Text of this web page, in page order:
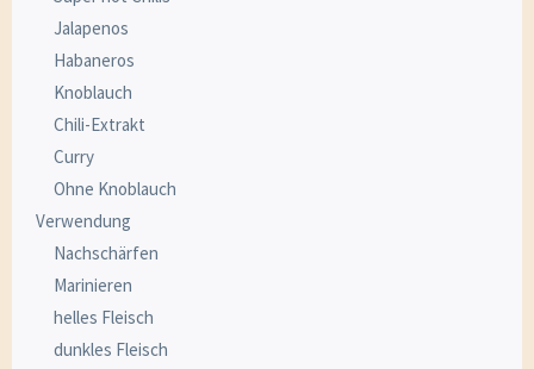
Jalapenos
Habaneros
Knoblauch
Chili-Extrakt
Curry
Ohne Knoblauch
Verwendung
Nachschärfen
Marinieren
helles Fleisch
dunkles Fleisch